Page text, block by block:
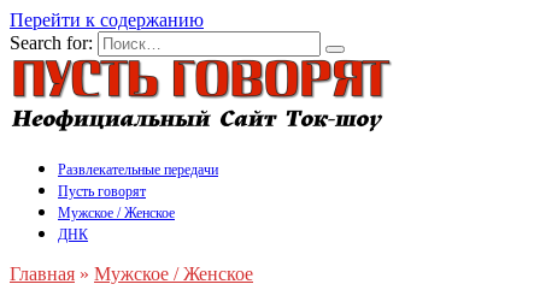
Перейти к содержанию
Search for:
Развлекательные передачи
Пусть говорят
Мужское / Женское
ДНК
Главная » Мужское / Женское